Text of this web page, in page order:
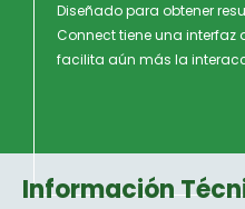
Diseñado para obtener
Connect tiene una interfaz
facilita aún más la
Información